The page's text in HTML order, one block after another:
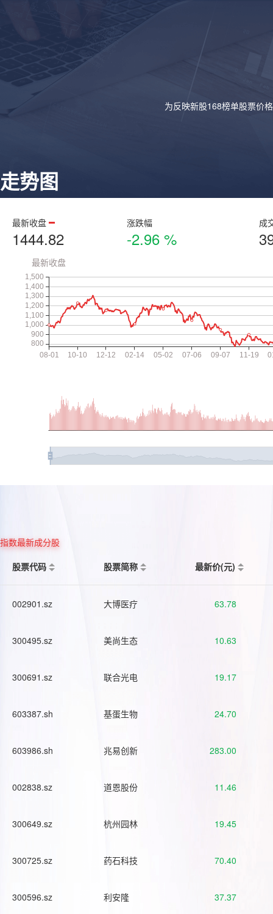
为反映新股168榜单股票价
走势图
最新收盘
1444.82
涨跌幅
-2.96 %
成
指数最新成分股
股票代码
股票简称 最新价(元)
002901.sz 大博医疗 63.78
300495.sz 美尚生态 10.63
300691.sz 联合光电 19.17
603387.sh 基蛋生物 24.70
603986.sh 兆易创新 283.00
002838.sz 道恩股份 11.46
300649.sz 杭州园林 19.45
300725.sz 药石科技 70.40
300596.sz 利安隆 37.37